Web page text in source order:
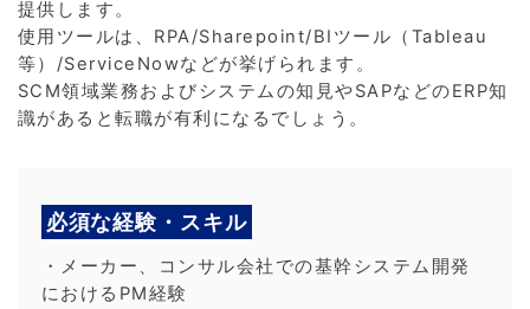
提供します。
使用ツールは、RPA/Sharepoint/BIツール（Tableau
等）/ServiceNowなどが挙げられます。
SCM領域業務およびシステムの知見やSAPなどのERP知
識があると転職が有利になるでしょう。
必須な経験・スキル
・メーカー、コンサル会社での基幹システム開発
におけるPM経験